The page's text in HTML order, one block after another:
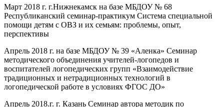
Март 2018 г. г.Нижнекамск на базе МБДОУ № 68
Республиканский семинар-практикум Система специальной
помощи детям с ОВЗ и их семьям: проблемы, опыт,
перспективы
Апрель 2018 г. на базе МБДОУ № 39 «Аленка» Семинар
методического объединения учителей-логопедов и
воспитателей логопедических групп «Взаимодействие
традиционных и нетрадиционных технологий в
логопедической работе в условиях ФГОС ДО»
Апрель 2018.г. г. Казань Семинар автора методик по